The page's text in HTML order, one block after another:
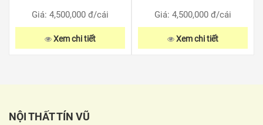
Giá: 4,500,000 đ/cái
Xem chi tiết
Giá: 4,500,000 đ/cái
Xem chi tiết
NỘI THẤT TÍN VŨ